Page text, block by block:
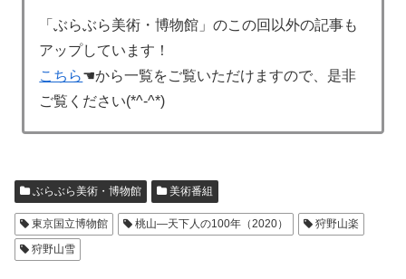
「ぶらぶら美術・博物館」のこの回以外の記事も
アップしています！
こちら☚から一覧をご覧いただけますので、是非
ご覧ください(*^-^*)
ぶらぶら美術・博物館 美術番組
東京国立博物館 桃山―天下人の100年（2020）
狩野山楽
狩野山雪